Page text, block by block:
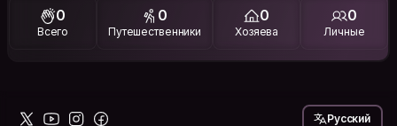
0
Всего
0
Путешественники
0
Хозяева
0
Личные
Русский